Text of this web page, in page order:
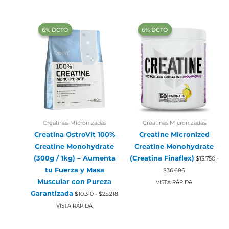
‍6% DCTO‍‍
‍6% DCTO‍‍
Creatinas Micronizadas
Creatina OstroVit 100%
Creatine Monohydrate
(300g / 1kg) – Aumenta
tu Fuerza y Masa
Muscular con Pureza
Garantizada $10.310 - $25.218
VISTA RÁPIDA
‍6% DCTO‍‍
‍6% DCTO‍‍
Creatinas Micronizadas
Creatine Micronized
Creatine Monohydrate
(Creatina Finaflex) $13.750 -
$36.686
precios:
VISTA RÁPIDA